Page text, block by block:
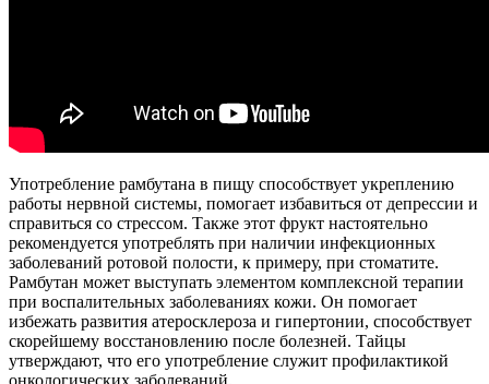
Употребление рамбутана в пищу способствует укреплению
работы нервной системы, помогает избавиться от депрессии и
справиться со стрессом. Также этот фрукт настоятельно
рекомендуется употреблять при наличии инфекционных
заболеваний ротовой полости, к примеру, при стоматите.
Рамбутан может выступать элементом комплексной терапии
при воспалительных заболеваниях кожи. Он помогает
избежать развития атеросклероза и гипертонии, способствует
скорейшему восстановлению после болезней. Тайцы
утверждают, что его употребление служит профилактикой
онкологических заболеваний.